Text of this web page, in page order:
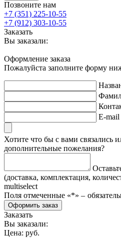
Позвоните нам
+7 (351) 225-10-55
+7 (912) 303-10-55
Заказать
Вы заказали:
Оформление заказа
Пожалуйста заполните форму
E-mail
Хотите что бы с вами связались
дополнительные пожелания?
(доставка, комплектация,
multiselect
Поля отмеченные «*» ‒
Оформить заказ
Заказать
Вы заказали:
Цена: руб.